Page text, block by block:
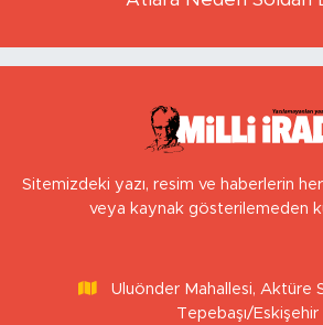
Sitemizdeki yazı, resim ve haberlerin her
veya kaynak gösterilemeden
Uluönder Mahallesi, Aktüre
Tepebaşı/Eskişehir